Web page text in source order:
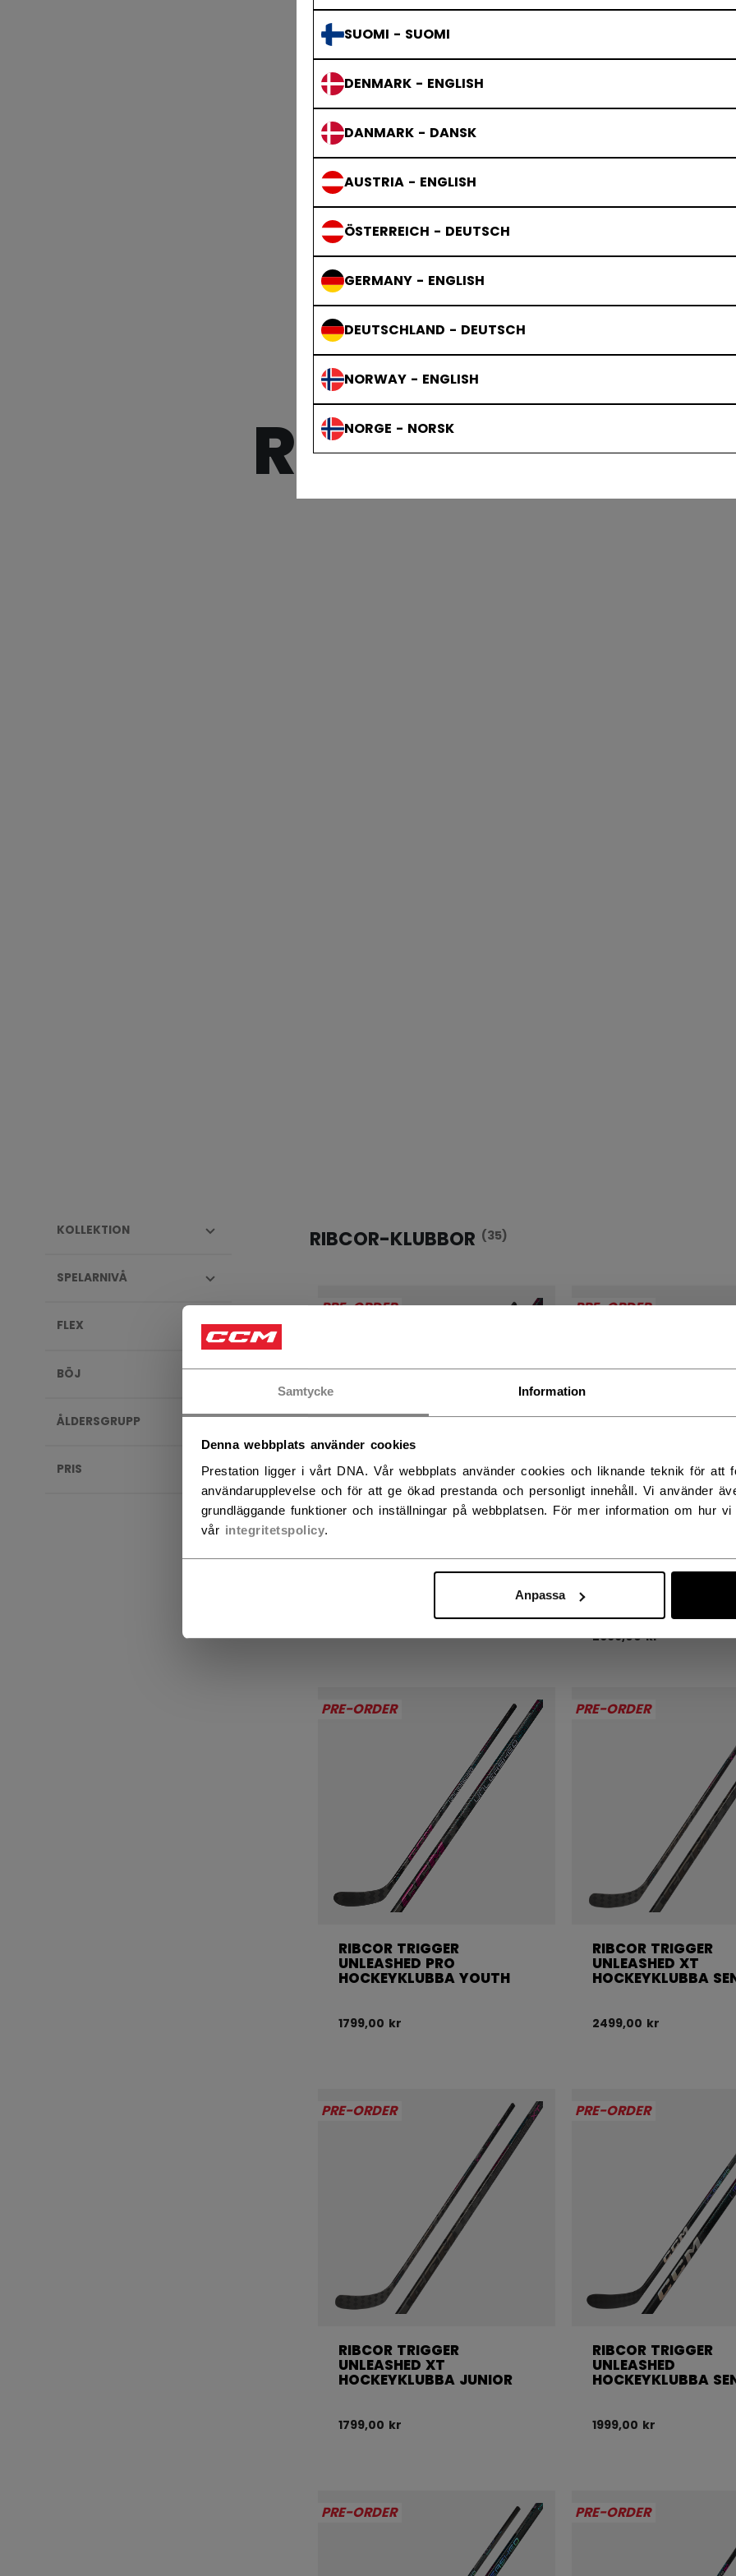
Samtycke Information
Denna webbplats använder cookies
Prestation ligger i vårt DNA. Vår webbplats använder cookies och liknande teknik för att
användarupplevelse och för att ge ökad prestanda och personligt innehåll. Vi använder
grundläggande funktioner och inställningar på webbplatsen. För mer information om hur
vår integritetspolicy.
Anpassa
SUOMI - SUOMI
DENMARK - ENGLISH
DANMARK - DANSK
AUSTRIA - ENGLISH
ÖSTERREICH - DEUTSCH
GERMANY - ENGLISH
DEUTSCHLAND - DEUTSCH
NORWAY - ENGLISH
NORGE - NORSK
RIBCOR-
KOLLEKTION
SPELARNIVÅ
FLEX
BÖJ
ÅLDERSGRUPP
PRIS
RIBCOR-KLUBBOR (35)
PRE-ORDER
UNLEASHED PRO
HOCKEYKLUBBA SENIOR
PRE-ORDER
UNLEASHED PRO
HOCKEYKLUBBA
2699,00 kr
PRE-ORDER
RIBCOR TRIGGER
UNLEASHED PRO
HOCKEYKLUBBA YOUTH
1799,00 kr
PRE-ORDER
RIBCOR TRIGGER
UNLEASHED XT
HOCKEYKLUBBA
2499,00 kr
PRE-ORDER
RIBCOR TRIGGER
UNLEASHED XT
HOCKEYKLUBBA JUNIOR
1799,00 kr
PRE-ORDER
RIBCOR TRIGGER
UNLEASHED
HOCKEYKLUBBA
1999,00 kr
PRE-ORDER PRE-ORDER